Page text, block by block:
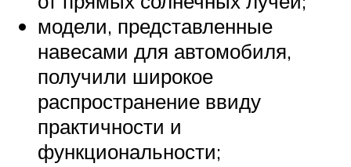
модели, представленные
навесами для автомобиля,
получили широкое
распространение ввиду
практичности и
функциональности;